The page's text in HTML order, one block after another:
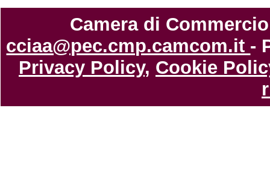
Camera di
cciaa@pec.cmp.camcom.it -
Privacy Policy, Cookie